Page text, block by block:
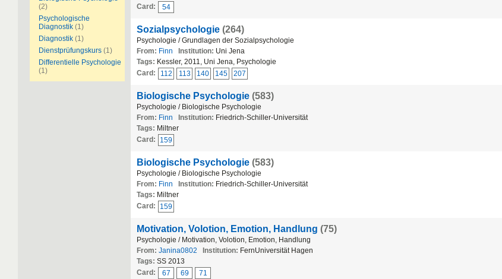
(2)
Psychologische
Diagnostik (1)
Diagnostik (1)
Dienstprüfungskurs (1)
Differentielle Psychologie
(1)
Card:
54
Sozialpsychologie (264)
Psychologie / Grundlagen der Sozialpsychologie
From: Finn Institution: Uni Jena
Tags: Kessler, 2011, Uni Jena, Psychologie
Card:
112 113 140 145 207
Biologische Psychologie (583)
Psychologie / Biologische Psychologie
From: Finn Institution: Friedrich-Schiller-Universität
Tags: Miltner
Card:
159
Biologische Psychologie (583)
Psychologie / Biologische Psychologie
From: Finn Institution: Friedrich-Schiller-Universität
Tags: Miltner
Card:
159
Motivation, Volotion, Emotion, Handlung (75)
Psychologie / Motivation, Volotion, Emotion, Handlung
From: Janina0802 Institution: FernUniversität Hagen
Tags: SS 2013
Card:
67 69 71